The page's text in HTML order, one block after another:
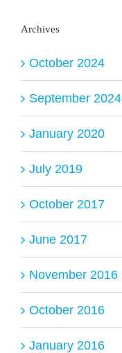
Archives
October 2024
September 2024
January 2020
July 2019
October 2017
June 2017
November 2016
October 2016
January 2016